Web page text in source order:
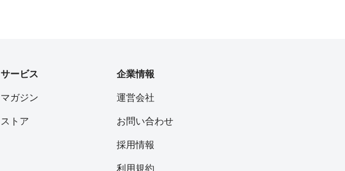
サービス
マガジン
ストア
企業情報
運営会社
お問い合わせ
採用情報
利用規約